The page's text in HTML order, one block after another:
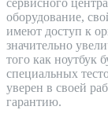
сервисного
оборудование,
имеют доступ к
значительно
того как ноутбук
специальных
уверен в своей
гарантию.